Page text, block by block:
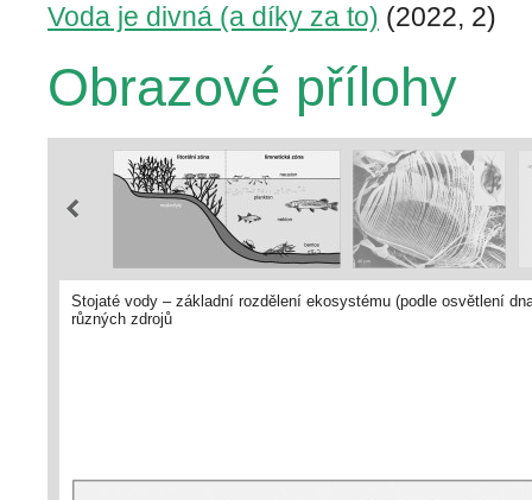
Voda je divná (a díky za to) (2022, 2)
Obrazové přílohy
Stojaté vody – základní rozdělení ekosystému (podle osvětlení
různých zdrojů